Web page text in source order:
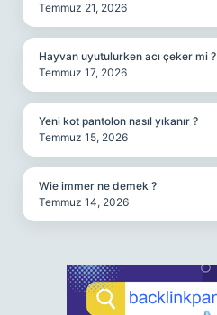
Temmuz 21, 2026
Hayvan uyutulurken acı çeker mi ?
Temmuz 17, 2026
Yeni kot pantolon nasıl yıkanır ?
Temmuz 15, 2026
Wie immer ne demek ?
Temmuz 14, 2026